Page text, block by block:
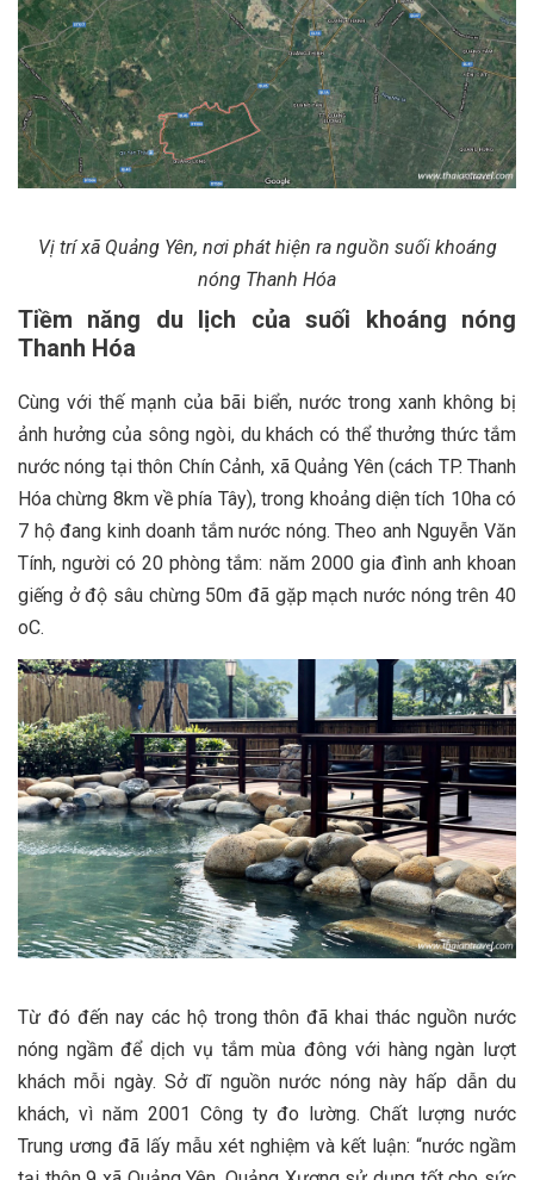
Vị trí xã Quảng Yên, nơi phát hiện ra nguồn suối khoáng
nóng Thanh Hóa
Tiềm năng du lịch của suối khoáng nóng
Thanh Hóa
Cùng với thế mạnh của bãi biển, nước trong xanh không bị
ảnh hưởng của sông ngòi, du khách có thể thưởng thức tắm
nước nóng tại thôn Chín Cảnh, xã Quảng Yên (cách TP. Thanh
Hóa chừng 8km về phía Tây), trong khoảng diện tích 10ha có
7 hộ đang kinh doanh tắm nước nóng. Theo anh Nguyễn Văn
Tính, người có 20 phòng tắm: năm 2000 gia đình anh khoan
giếng ở độ sâu chừng 50m đã gặp mạch nước nóng trên 40
oC.
Từ đó đến nay các hộ trong thôn đã khai thác nguồn nước
nóng ngầm để dịch vụ tắm mùa đông với hàng ngàn lượt
khách mỗi ngày. Sở dĩ nguồn nước nóng này hấp dẫn du
khách, vì năm 2001 Công ty đo lường. Chất lượng nước
Trung ương đã lấy mẫu xét nghiệm và kết luận: “nước ngầm